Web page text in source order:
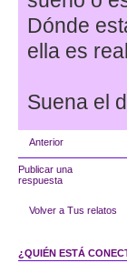
Dónde
ella es
Suena el
Anterior
Publicar una
respuesta
Volver a Tus relatos
¿QUIÉN ESTÁ